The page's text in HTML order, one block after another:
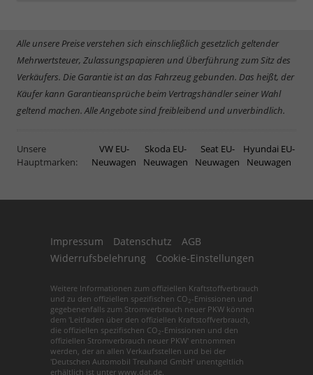
Alle unsere Preise verstehen sich einschließlich gesetzlich geltender
Mehrwertsteuer, Zulassungspapieren und Überführung zum Sitz des
Verkäufers. Die Garantie ist an das Fahrzeug gebunden. Das heißt, der
Käufer kann Garantieansprüche beim Vertragshändler seiner Wahl
geltend machen. Alle Angebote sind freibleibend und unverbindlich.
Unsere
Hauptmarken:
VW EU-
Neuwagen
Skoda EU-
Neuwagen
Seat EU-
Neuwagen
Hyundai EU-
Neuwagen
Impressum Datenschutz
AGB
Widerrufsbelehrung
Cookie-Einstellungen
Weitere Informationen zum offiziellen Kraftstoffverbrauch
und zu den offiziellen spezifischen CO2 -Emissionen und
gegebenenfalls zum Stromverbrauch neuer PKW können
dem 'Leitfaden über den offiziellen Kraftstoffverbrauch,
die offiziellen spezifischen CO2 -Emissionen und den
offiziellen Stromverbrauch neuer PKW' entnommen
werden, der an allen Verkaufsstellen und bei der
'Deutschen Automobil Treuhand GmbH' unentgeltlich
erhältlich ist unter www.dat.de.